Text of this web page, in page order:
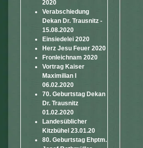
2020
Verabschiedung
Dekan Dr. Trausnitz -
15.08.2020
Einsiedelei 2020
Herz Jesu Feuer 2020
Fronleichnam 2020
Vortrag Kaiser
Maximilian I
06.02.2020
70. Geburtstag Dekan
Dr. Trausnitz
01.02.2020
Landesüblicher
Kitzbühel 23.01.20
80. Geburtstag Ehptm.